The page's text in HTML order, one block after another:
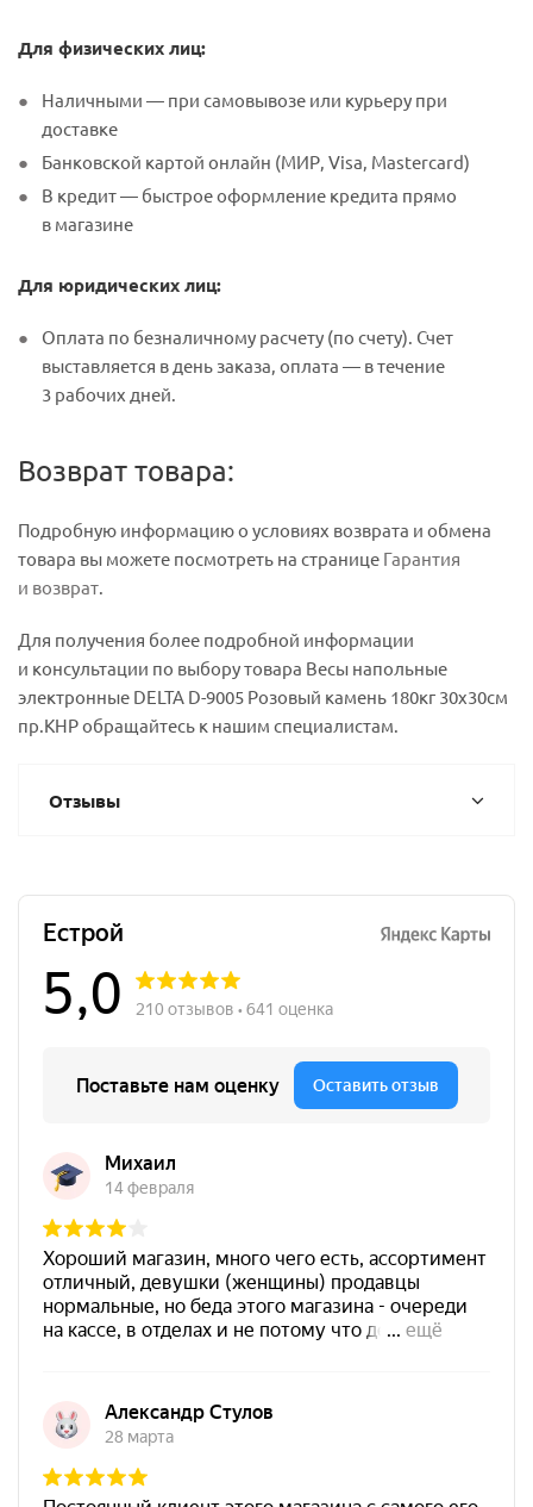
Для физических лиц:
Наличными — при самовывозе или курьеру при
доставке
Банковской картой онлайн (МИР, Visa, Mastercard)
В кредит — быстрое оформление кредита прямо
в магазине
Для юридических лиц:
Оплата по безналичному расчету (по счету). Счет
выставляется в день заказа, оплата — в течение
3 рабочих дней.
Возврат товара:
Подробную информацию о условиях возврата и обмена
товара вы можете посмотреть на странице Гарантия
и возврат.
Для получения более подробной информации
и консультации по выбору товара Весы напольные
электронные DELTA D-9005 Розовый камень 180кг 30х30см
пр.КНР обращайтесь к нашим специалистам.
Отзывы